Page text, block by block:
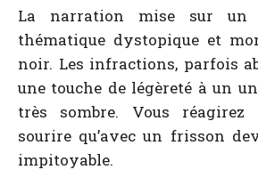
La narration mise sur un
thématique dystopique et
noir. Les infractions, parfois
une touche de légèreté à un
très sombre. Vous
sourire qu’avec un frisson
impitoyable.